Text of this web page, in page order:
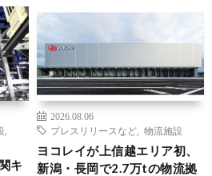
キ
2026.08.06
プレスリリースなど
物流施設
ヨコレイが上信越エリア初、
新潟・長岡で2.7万tの物流拠